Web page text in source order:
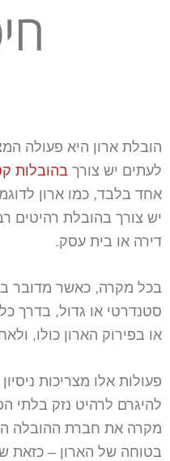
הובלת ארון היא פעולה
לעתים יש צורך בהובלות
אחד בלבד, כמו ארון
יש צורך בהובלת רהיטים
דירה או בית עסק.
בכל מקרה, כאשר מדובר
סטנדרטי או גדול, בדרך
או בפירוק הארון כולו,
פעולות אלו מצריכות
להיגרם לרהיט נזק בלתי
מקרה את חברת ההובלה
בטוחה של הארון – כזאת